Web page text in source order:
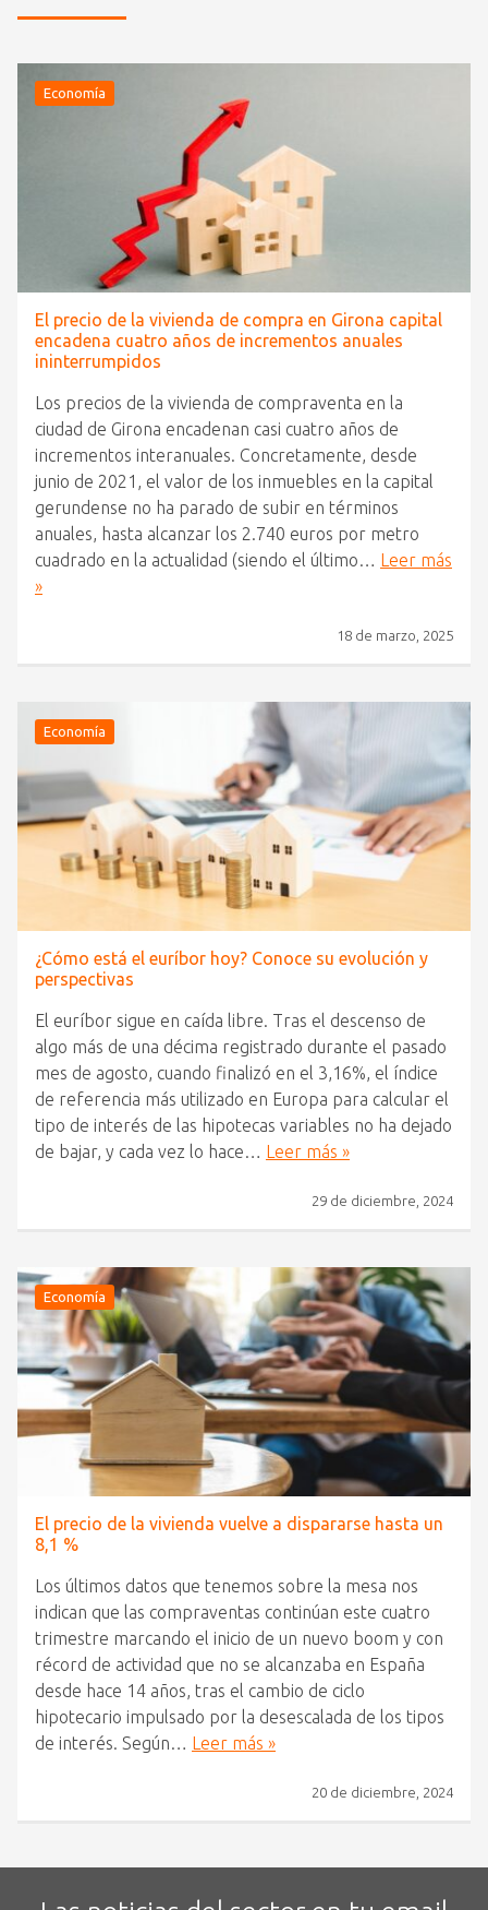
Economía
El precio de la vivienda de compra en Girona capital
encadena cuatro años de incrementos anuales
ininterrumpidos
Los precios de la vivienda de compraventa en la
ciudad de Girona encadenan casi cuatro años de
incrementos interanuales. Concretamente, desde
junio de 2021, el valor de los inmuebles en la capital
gerundense no ha parado de subir en términos
anuales, hasta alcanzar los 2.740 euros por metro
cuadrado en la actualidad (siendo el último… Leer más
»
18 de marzo, 2025
Economía
¿Cómo está el euríbor hoy? Conoce su evolución y
perspectivas
El euríbor sigue en caída libre. Tras el descenso de
algo más de una décima registrado durante el pasado
mes de agosto, cuando finalizó en el 3,16%, el índice
de referencia más utilizado en Europa para calcular el
tipo de interés de las hipotecas variables no ha dejado
de bajar, y cada vez lo hace… Leer más »
29 de diciembre, 2024
Economía
El precio de la vivienda vuelve a dispararse hasta un
8,1 %
Los últimos datos que tenemos sobre la mesa nos
indican que las compraventas continúan este cuatro
trimestre marcando el inicio de un nuevo boom y con
récord de actividad que no se alcanzaba en España
desde hace 14 años, tras el cambio de ciclo
hipotecario impulsado por la desescalada de los tipos
de interés. Según… Leer más »
20 de diciembre, 2024